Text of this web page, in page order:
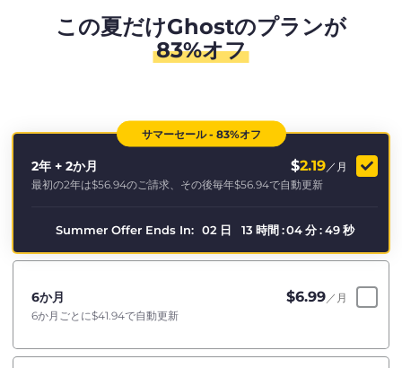
この夏だけGhostのプランが
83%オフ
サマーセール - 83%オフ
2年 + 2か月 $2.19 ／月
最初の2年は$56.94のご請求、その後毎年$56.94で自動更新
Summer Offer Ends In: 02 日 13 時間 :04 分 : 48 秒
6か月 $6.99 ／月
6か月ごとに$41.94で自動更新